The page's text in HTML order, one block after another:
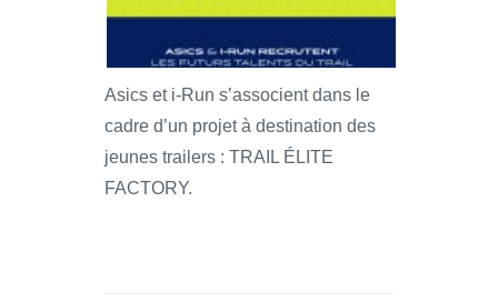
Asics et i-Run s’associent dans le
cadre d’un projet à destination des
jeunes trailers : TRAIL ÉLITE
FACTORY.